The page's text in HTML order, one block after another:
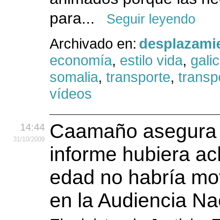
para...
Seguir leyendo
Archivado en:
economía, estilo vida,
somalia, transporte,
vídeos
14:44
31/10/2009
Caamaño
informe hubiera
edad no habría
en la Audiencia